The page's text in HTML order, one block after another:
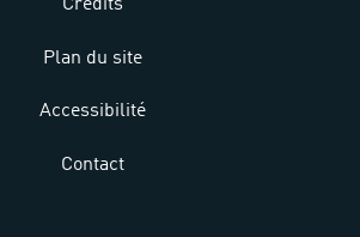
Crédits
Plan du site
Accessibilité
Contact